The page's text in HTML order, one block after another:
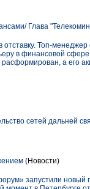
Глава
Топ-
в финансовой
а его
сетей дальней
(Новости)
запустили новый